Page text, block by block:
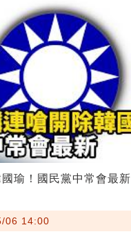
瑜！國民黨中常會最新
06 14:00